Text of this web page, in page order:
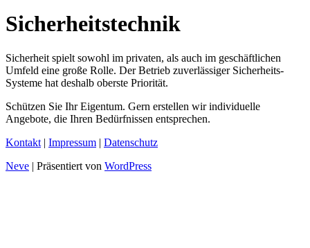
Sicherheitstechnik
Sicherheit spielt sowohl im privaten, als auch im geschäftlichen
Umfeld eine große Rolle. Der Betrieb zuverlässiger Sicherheits-
Systeme hat deshalb oberste Priorität.
Schützen Sie Ihr Eigentum. Gern erstellen wir individuelle
Angebote, die Ihren Bedürfnissen entsprechen.
Kontakt | Impressum | Datenschutz
Neve | Präsentiert von WordPress